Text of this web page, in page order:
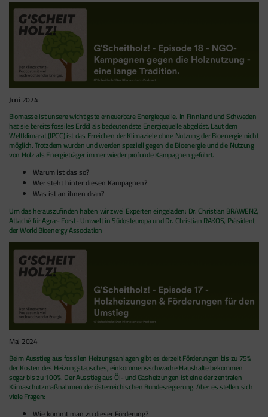
Juni 2024
Biomasse ist unsere wichtigste erneuerbare Energiequelle. In Finnland und Schweden
hat sie bereits fossiles Erdöl als bedeutendste Energiequelle abgelöst. Laut dem
Weltklimarat (IPCC) ist das Erreichen der Klimaziele ohne Nutzung der Bioenergie nicht
möglich. Trotzdem wurden und werden speziell gegen die Bioenergie und die Nutzung
von Holz als Energieträger immer wieder profunde Kampagnen geführt.
Warum ist das so?
Wer steht hinter diesen Kampagnen?
Was ist an ihnen dran?
Um das herauszufinden haben wir zwei Experten eingeladen: Dr. Christian BRAWENZ,
Attaché für Agrar- Forst- Umwelt in Südosteuropa und Dr. Christian RAKOS, Präsident
der World Bioenergy Association
Mai 2024
Beim Ausstieg aus fossilen Heizungsanlagen gibt es derzeit Förderungen bis zu 75%
der Kosten des Heizungstausches, einkommensschwache Haushalte bekommen
sogar bis zu 100%. Der Ausstieg aus Öl- und Gasheizungen ist eine der zentralen
Klimaschutzmaßnahmen der österreichischen Bundesregierung. Aber es stellen sich
viele Fragen:
Wie kommt man zu dieser Förderung?